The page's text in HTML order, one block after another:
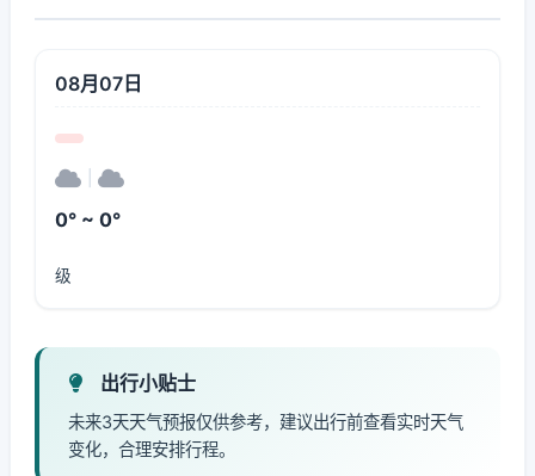
08月07日
0° ~ 0°
级
出行小贴士
未来3天天气预报仅供参考，建议出行前查看实时天气
变化，合理安排行程。